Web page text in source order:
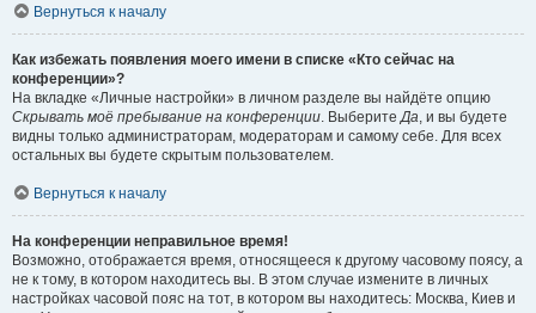
Вернуться к началу
Как избежать появления моего имени в списке «Кто сейчас на
конференции»?
На вкладке «Личные настройки» в личном разделе вы найдёте опцию
Скрывать моё пребывание на конференции. ВыберитеДа, и вы будете
видны только администраторам, модераторам и самому себе. Для всех
остальных вы будете скрытым пользователем.
Вернуться к началу
На конференции неправильное время!
Возможно, отображается время, относящееся к другому часовому поясу, а
не к тому, в котором находитесь вы. В этом случае измените в личных
настройках часовой пояс на тот, в котором вы находитесь: Москва, Киев и